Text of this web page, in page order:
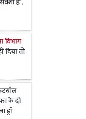
हैं’,
विभाग
दिया तो
के दो
ड्रॉ